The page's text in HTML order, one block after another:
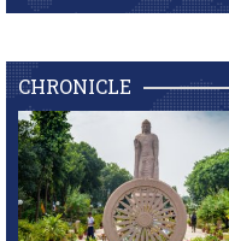
CHRONICLE